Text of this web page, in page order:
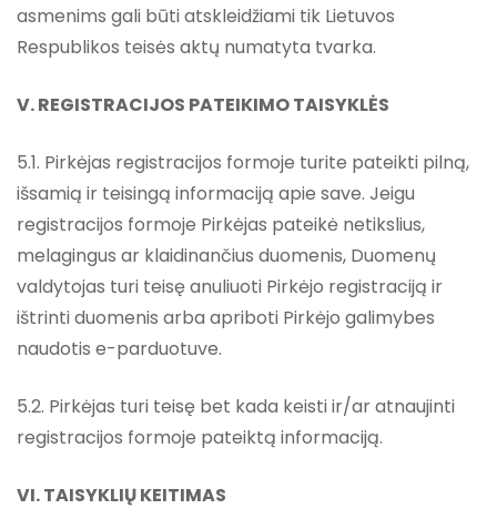
asmenims gali būti atskleidžiami tik Lietuvos
Respublikos teisės aktų numatyta tvarka.
V. REGISTRACIJOS PATEIKIMO TAISYKLĖS
5.1. Pirkėjas registracijos formoje turite pateikti pilną,
išsamią ir teisingą informaciją apie save. Jeigu
registracijos formoje Pirkėjas pateikė netikslius,
melagingus ar klaidinančius duomenis, Duomenų
valdytojas turi teisę anuliuoti Pirkėjo registraciją ir
ištrinti duomenis arba apriboti Pirkėjo galimybes
naudotis e-parduotuve.
5.2. Pirkėjas turi teisę bet kada keisti ir/ar atnaujinti
registracijos formoje pateiktą informaciją.
VI. TAISYKLIŲ KEITIMAS